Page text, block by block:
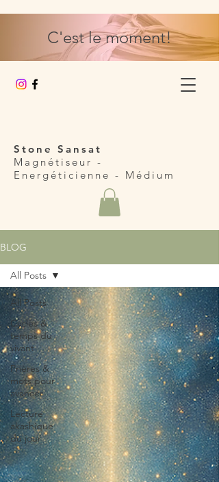
Stone Sansat
Magnétiseur -
Energéticienne - Médium
C'est le moment!
BLOG
All Posts
Cycles &
temps du
vivant
Prières &
mots pour
avancer
Lecture
akashique
du jour
All Posts